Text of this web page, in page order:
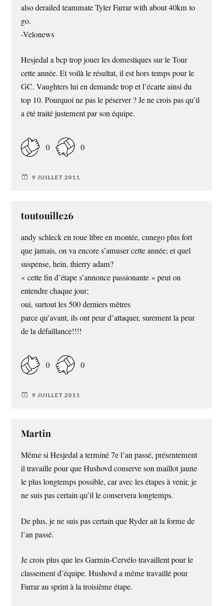
also derailed teammate Tyler Farrar with about 40km to
go.
-Velonews
Hesjedal a bcp trop jouer les domestiques sur le Tour
cette année. Et voilà le résultat, il est hors temps pour le
GC. Vaughters lui en demande trop et l’écarte ainsi du
top 10. Pourquoi ne pas le péserver ? Je ne crois pas qu’il
a été traité justement par son équipe.
0 0
9 JUILLET 2011
toutouille26
andy schleck en roue libre en montée, cunego plus fort
que jamais, on va encore s’amuser cette année; et quel
suspense, hein, thierry adam?
« cette fin d’étape s’annonce passionante » peut on
entendre chaque jour;
oui, surtout les 500 derniers mètres
parce qu’avant, ils ont peur d’attaquer, surement la peur
de la défaillance!!!!
0 0
9 JUILLET 2011
Martin
Même si Hesjedal a terminé 7e l’an passé, présentement
il travaille pour que Hushovd conserve son maillot jaune
le plus longtemps possible, car avec les étapes à venir, je
ne suis pas certain qu’il le conservera longtemps.
De plus, je ne suis pas certain que Ryder ait la forme de
l’an passé.
Je crois plus que les Garmin-Cervélo travaillent pour le
classement d’équipe. Hushovd a même travaillé pour
Farrar au sprint à la troisième étape.